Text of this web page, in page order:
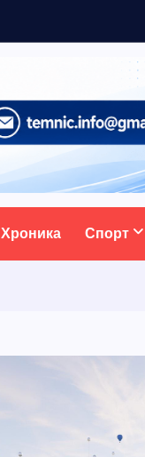
Хроника Спорт